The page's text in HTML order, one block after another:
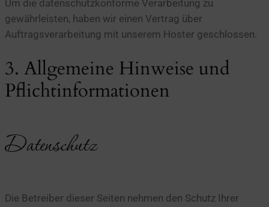
Um die datenschutzkonforme Verarbeitung zu
gewährleisten, haben wir einen Vertrag über
Auftragsverarbeitung mit unserem Hoster geschlossen.
3. Allgemeine Hinweise und
Pflicht­informationen
Datenschutz
Die Betreiber dieser Seiten nehmen den Schutz Ihrer